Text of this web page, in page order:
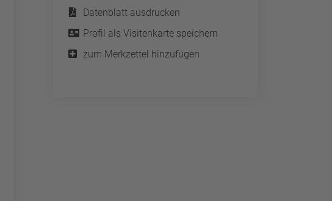
des Service zu, um diese
Karte anzuzeigen.
Mehr Informationen
Datenblatt ausdrucken
Profil als Visitenkarte speichern
zum Merkzettel hinzufügen